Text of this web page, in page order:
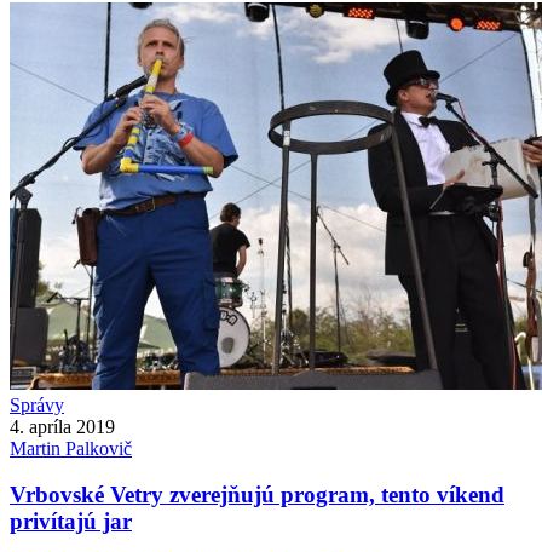
Správy
4. apríla 2019
Martin Palkovič
Vrbovské Vetry zverejňujú program, tento víkend
privítajú jar